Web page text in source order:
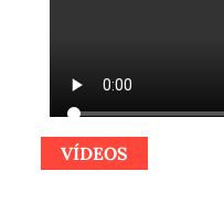
VÍDEOS